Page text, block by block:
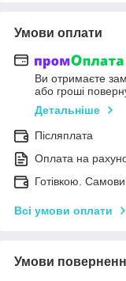
Умови оплати
Ви отримаєте
або гроші
Детальніше
Післяплата
Оплата на
Готівкою.
Всі умови оплати
Умови